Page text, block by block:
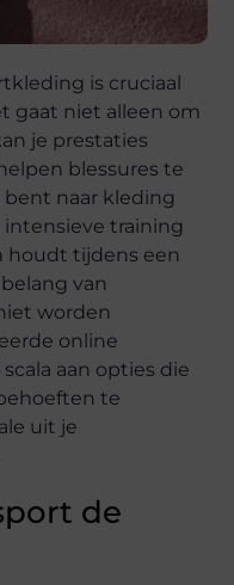
is cruciaal
gaat niet alleen om
je prestaties
blessures te
bent naar kleding
training
houdt tijdens een
van
worden
online
aan opties die
te
uit je
de